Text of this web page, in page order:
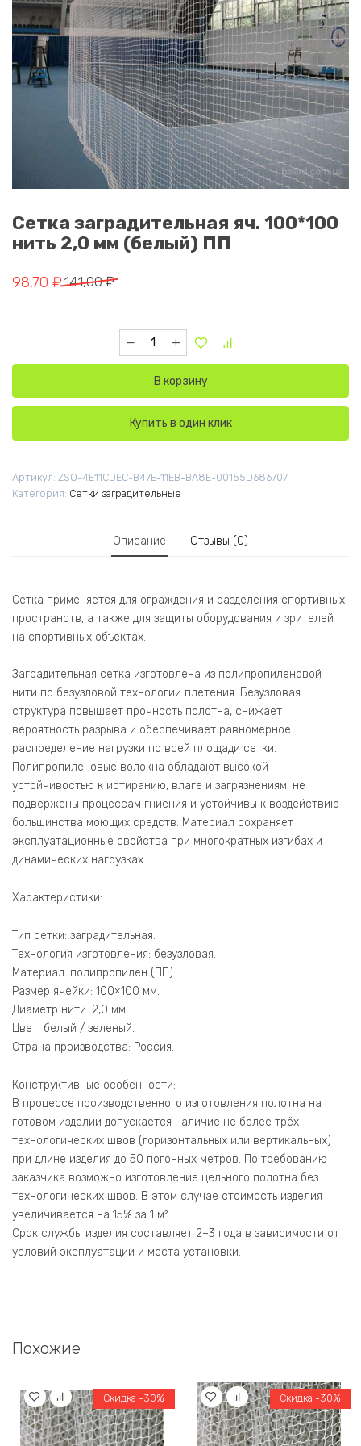
Сетка заградительная яч. 100*100
нить 2,0 мм (белый) ПП
141,00₽
Первоначальная цена составляла 141,00 ₽.
98,70 ₽
Текущая цена: 98,70 ₽.
Количество товара Сетка заградительная
В корзину
Купить в один клик
Артикул: ZSO-4E11CDEC-B47E-11EB-BA8E-00155D686707
Категория: Сетки заградительные
Описание Отзывы (0)
Сетка применяется для ограждения и разделения спортивных
пространств, а также для защиты оборудования и зрителей
на спортивных объектах.
Заградительная сетка изготовлена из полипропиленовой
нити по безузловой технологии плетения. Безузловая
структура повышает прочность полотна, снижает
вероятность разрыва и обеспечивает равномерное
распределение нагрузки по всей площади сетки.
Полипропиленовые волокна обладают высокой
устойчивостью к истиранию, влаге и загрязнениям, не
подвержены процессам гниения и устойчивы к воздействию
большинства моющих средств. Материал сохраняет
эксплуатационные свойства при многократных изгибах и
динамических нагрузках.
Характеристики:
Тип сетки: заградительная.
Технология изготовления: безузловая.
Материал: полипропилен (ПП).
Размер ячейки: 100×100 мм.
Диаметр нити: 2,0 мм.
Цвет: белый / зеленый.
Страна производства: Россия.
Конструктивные особенности:
В процессе производственного изготовления полотна на
готовом изделии допускается наличие не более трёх
технологических швов (горизонтальных или вертикальных)
при длине изделия до 50 погонных метров. По требованию
заказчика возможно изготовление цельного полотна без
технологических швов. В этом случае стоимость изделия
увеличивается на 15% за 1 м².
Срок службы изделия составляет 2–3 года в зависимости от
условий эксплуатации и места установки.
Похожие
Скидка -30% Скидка -30%